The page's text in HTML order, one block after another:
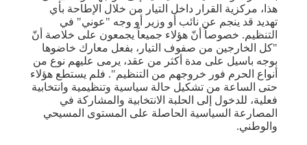
هذا، مركزية القرار داخل التيار من خلال الإطاحة بأي
تهديد قد ينجم عن نائب أو وزير أو وجه "عوني" في
التنظيم. خصوصاً أنّ هؤلاء جميعاً يجمعون على خلاصة أنّ
"كل الخارجين من صفوف التيار، بفعل معارك خاضوها
بوجه باسيل على مدة أكثر من عقد، يرمى عليهم نوع من
أنواع الحرم فور خروجهم من التنظيم". فلم يستطع هؤلاء
حتى الساعة من تشكيل حالة سياسية وتنظيمية وانتخابية
فعلية، للدخول إلى الحلبة الانتخابية والمشاركة في
المصارعة السياسية الحاصلة على المستوى المسيحي
والوطني.